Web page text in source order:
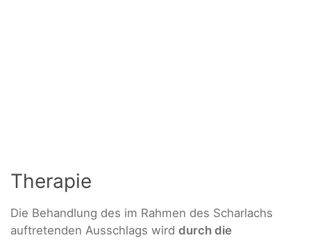
Therapie
Die Behandlung des im Rahmen des Scharlachs
auftretenden Ausschlags wird durch die